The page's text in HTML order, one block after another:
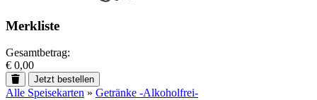
Merkliste
Gesamtbetrag:
€ 0,00
Jetzt bestellen
Alle Speisekarten » Getränke -Alkoholfrei-